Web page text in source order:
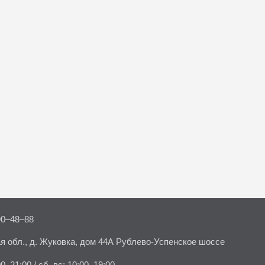
обл., д. Жуковка, дом 44А Рублево-Успенское шоссе